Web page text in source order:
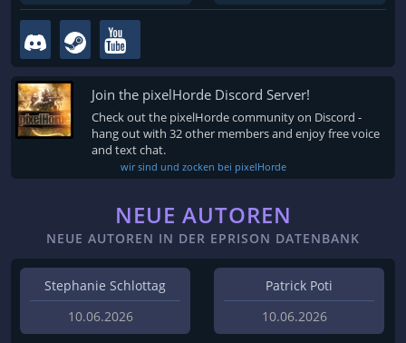
Join the pixelHorde Discord Server!
Check out the pixelHorde community on Discord -
hang out with 32 other members and enjoy free voice
and text chat.
wir sind und zocken bei pixelHorde
NEUE AUTOREN
NEUE AUTOREN IN DER EPRISON DATENBANK
Stephanie Schlottag
10.06.2026
Patrick Poti
10.06.2026